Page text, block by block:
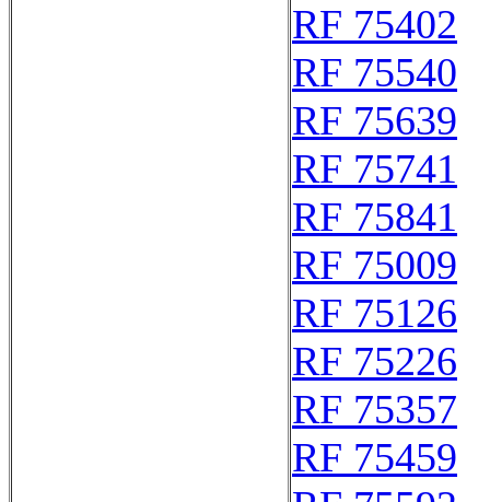
RF 75402
RF 75540
RF 75639
RF 75741
RF 75841
RF 75009
RF 75126
RF 75226
RF 75357
RF 75459